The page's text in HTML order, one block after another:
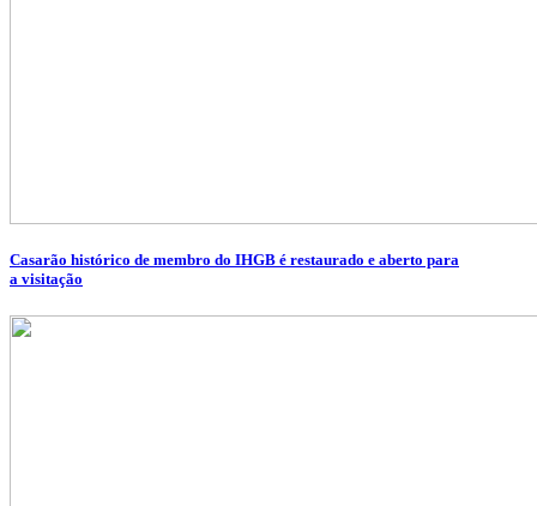
Casarão histórico de membro do IHGB é restaurado e aberto para
a visitação